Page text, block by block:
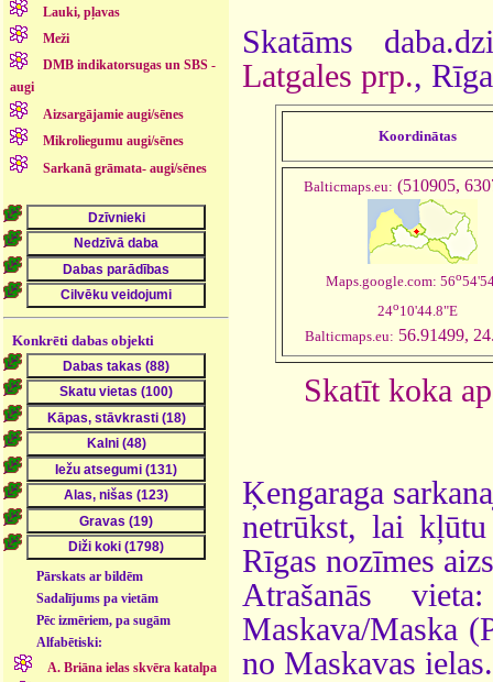
Lauki, pļavas
Meži
DMB indikatorsugas un SBS -
augi
Aizsargājamie augi/sēnes
Mikroliegumu augi/sēnes
Sarkanā grāmata- augi/sēnes
Konkrēti dabas objekti
Pārskats ar bildēm
Sadalījums pa vietām
Pēc izmēriem, pa sugām
Alfabētiski:
A. Briāna ielas skvēra katalpa
Skatāms
Latgales prp.,
Koordinātas
Balticmaps.eu: (510905,
Maps.google.com: 56o
24o10'44.8"E
Balticmaps.eu: 56.91499,
Skatīt koka
Ķengaraga
netrūkst, lai
Rīgas nozīmes
Atrašanās
Maskava/Maska
no Maskavas ielas.